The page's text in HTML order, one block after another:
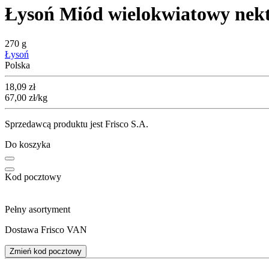
Łysoń Miód wielokwiatowy
270 g
Łysoń
Polska
Cena
18,09 zł
67,00 zł/kg
Sprzedawcą produktu jest Frisco S.A.
Do koszyka
Kod pocztowy
Pełny asortyment
Dostawa Frisco VAN
Zmień kod pocztowy